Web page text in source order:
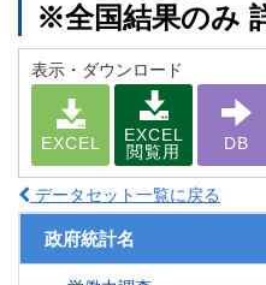
※全国結果のみ
表示・ダウンロード
EXCEL
EXCEL
閲覧用
DB
データセット一覧に戻る
政府統計名